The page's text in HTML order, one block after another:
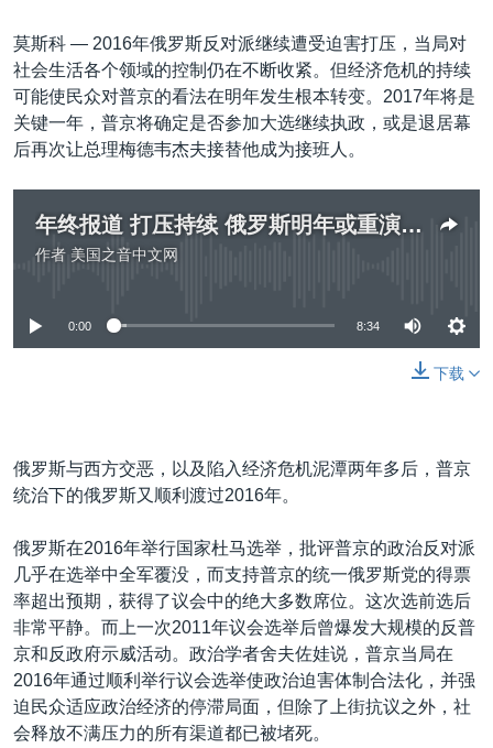
重要讲话与声明
台海两岸关系
南中国海争端
关注西藏
GEN Z 看美国
其他语言网站
莫斯科 — 2016年俄罗斯反对派继续遭受迫害打压，当局对
社会生活各个领域的控制仍在不断收紧。但经济危机的持续
可能使民众对普京的看法在明年发生根本转变。2017年将是
关键一年，普京将确定是否参加大选继续执政，或是退居幕
后再次让总理梅德韦杰夫接替他成为接班人。
年终报道 打压持续 俄罗斯明年或重演“梅普二人转”
作者 美国之音中文网
0:00 8:34
下载
俄罗斯与西方交恶，以及陷入经济危机泥潭两年多后，普京
统治下的俄罗斯又顺利渡过2016年。
俄罗斯在2016年举行国家杜马选举，批评普京的政治反对派
几乎在选举中全军覆没，而支持普京的统一俄罗斯党的得票
率超出预期，获得了议会中的绝大多数席位。这次选前选后
非常平静。而上一次2011年议会选举后曾爆发大规模的反普
京和反政府示威活动。政治学者舍夫佐娃说，普京当局在
2016年通过顺利举行议会选举使政治迫害体制合法化，并强
迫民众适应政治经济的停滞局面，但除了上街抗议之外，社
会释放不满压力的所有渠道都已被堵死。